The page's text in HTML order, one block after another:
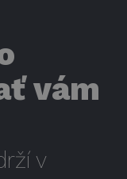
vám
v